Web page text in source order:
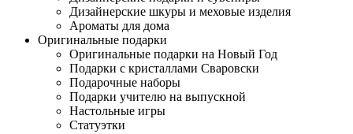
Дизайнерские шкуры и меховые изделия
Ароматы для дома
Оригинальные подарки
Оригинальные подарки на Новый Год
Подарки с кристаллами Сваровски
Подарочные наборы
Подарки учителю на выпускной
Настольные игры
Статуэтки